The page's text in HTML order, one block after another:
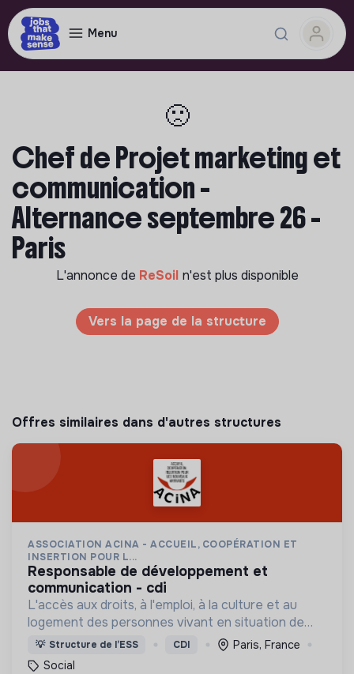
Menu
🙁
Chef de Projet marketing et
communication -
Alternance septembre 26 -
Paris
L'annonce de ReSoil n'est plus disponible
Vers la page de la structure
Offres similaires dans d'autres structures
ASSOCIATION ACINA - ACCUEIL, COOPÉRATION ET
INSERTION POUR L...
responsable de développement et
communication - cdi
L'accès aux droits, à l'emploi, à la culture et au
logement des personnes vivant en situation de
grande précarité et d'habitat indigne ou précaire
(squats, bidonvilles, hôtels sociaux, etc.) en IDF.
💡 Structure de l’ESS CDI
Paris, France
Social